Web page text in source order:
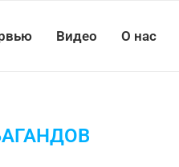
Видео О нас